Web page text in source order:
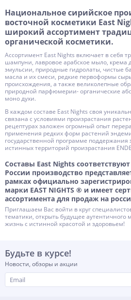
Национальное сирийское
восточной косметики East
широкий ассортимент
органической косметики.
Ассортимент East Nights включает в себя
шампуни, лавровое арабское мыло, крема
эмульсии, природные гидролаты, чистые
масла и их смеси, редкие первоформы
происхождения, а также великолепные
природной парфюмерии- органические
моно духи.
В каждом составе East Nights своя
связана с условиями произрастания
рецептурах заложен огромный опыт
применения редких форм растений
государственной программе поддержания
истинных территорий произрастания
Составы East Nights
России производство
рамках официально
марки EAST NIGHTS ® и имеет
ассортимента для продаж на
Приглашаем Вас войти в круг
тематики, открыть будущее аутентичного
жизнь с истинной красотой и здоровьем!
Будьте в курсе!
Новости, обзоры и акции